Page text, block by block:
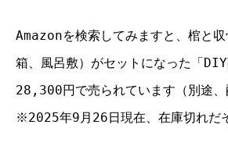
Amazonを検索してみますと、棺と
箱、風呂敷）がセットになった「
28,300円で売られています（別途、
※2025年9月26日現在、在庫切れだ